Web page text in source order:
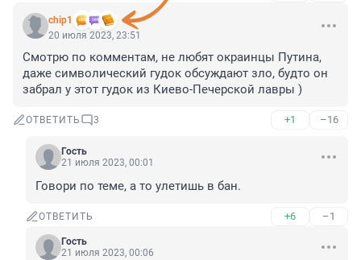
chip1
20 июля 2023, 23:51
Смотрю по комментам, не любят окраинцы Путина,
даже символический гудок обсуждают зло, будто он
забрал у этот гудок из Киево-Печерской лавры )
ОТВЕТИТЬ 3 +1 –16
Гость
21 июля 2023, 00:01
Говори по теме, а то улетишь в бан.
ОТВЕТИТЬ +6 –1
Гость
21 июля 2023, 00:06